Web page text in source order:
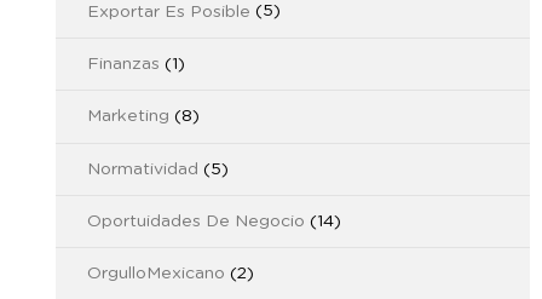
Exportar Es Posible (5)
Finanzas (1)
Marketing (8)
Normatividad (5)
Oportuidades De Negocio (14)
OrgulloMexicano (2)